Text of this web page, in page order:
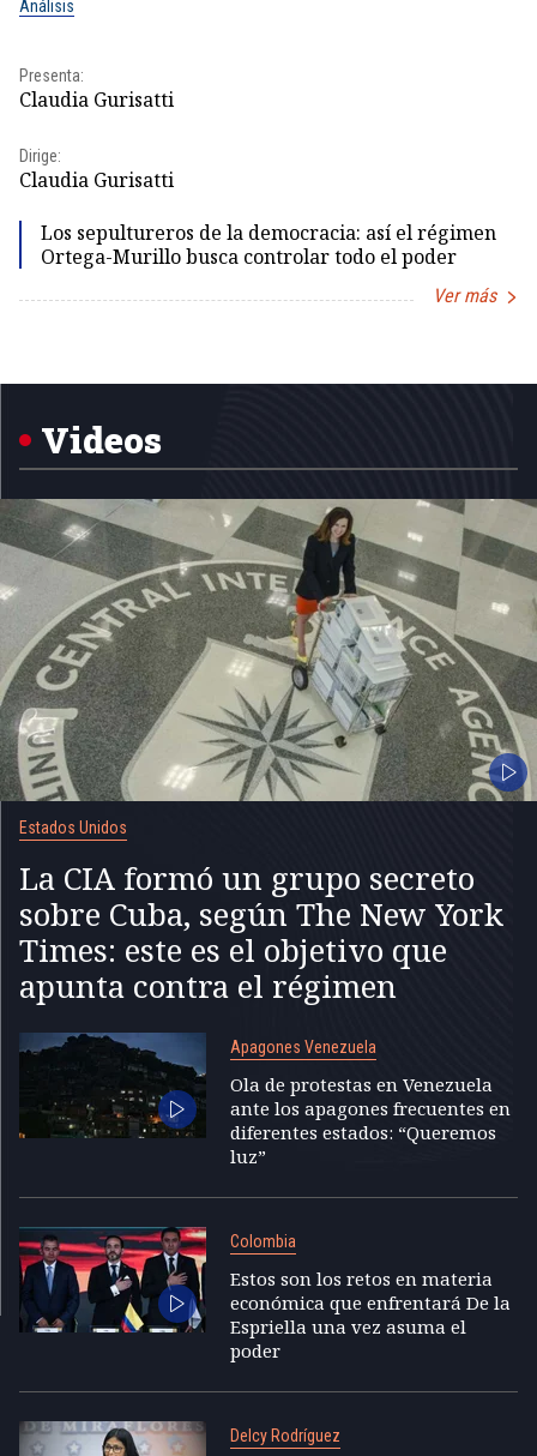
Análisis
Presenta:
Claudia Gurisatti
Dirige:
Claudia Gurisatti
Los sepultureros de la democracia: así el régimen
Ortega-Murillo busca controlar todo el poder
Ver más
5
Videos
Estados Unidos
La CIA formó un grupo secreto
sobre Cuba, según The New York
Times: este es el objetivo que
apunta contra el régimen
Apagones Venezuela
Ola de protestas en Venezuela
ante los apagones frecuentes en
diferentes estados: “Queremos
luz”
Colombia
Estos son los retos en materia
económica que enfrentará De la
Espriella una vez asuma el
poder
Delcy Rodríguez